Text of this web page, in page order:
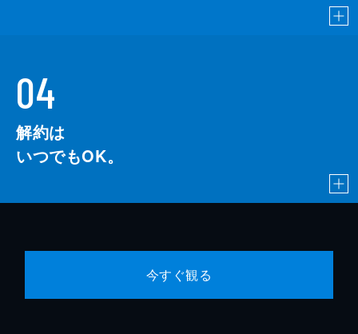
04
解約は
いつでもOK。
今すぐ観る